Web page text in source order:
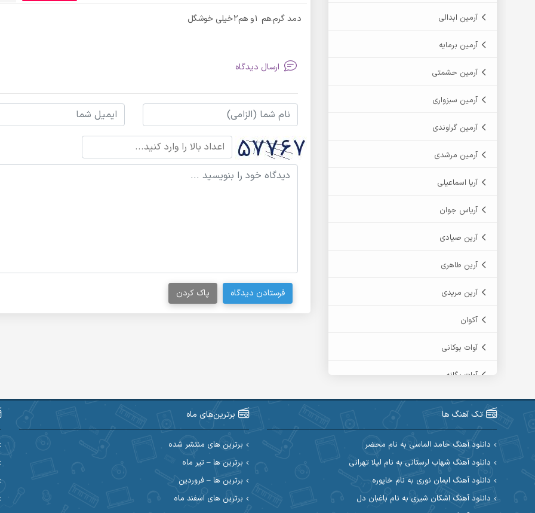
آرمین ابدالی
آرمین برمایه
آرمین حشمتی
آرمین سبزواری
آرمین گراوندی
آرمین مرشدی
آریا اسماعیلی
آریاس جوان
آرین صیادی
آرین طاهری
آرین مریدی
آکوان
آوات بوکانی
آوات یگانه
آیت احمدنژاد
آیهان
ابراهیم شمس
ابوالحسن جاویدان
دمد گرم.هم ۱و هم۲خیلی خوشگل
ارسال دیدگاه
فرستادن دیدگاه پاک کردن
تک آهنگ ها
دانلود آهنگ حامد الماسی به نام محضر
دانلود آهنگ شهاب لرستانی به نام لیلا تهرانی
دانلود آهنگ ایمان نوری به نام خاپوره
دانلود آهنگ اشکان شیری به نام باغبان دل
برترین‌های ماه
برترین های منتشر شده
برترین ها – تیر ماه
برترین ها – فروردین
برترین های اسفند ماه